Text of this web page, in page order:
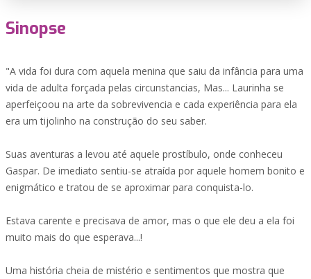
Sinopse
"A vida foi dura com aquela menina que saiu da infância para uma
vida de adulta forçada pelas circunstancias, Mas... Laurinha se
aperfeiçoou na arte da sobrevivencia e cada experiência para ela
era um tijolinho na construção do seu saber.
Suas aventuras a levou até aquele prostíbulo, onde conheceu
Gaspar. De imediato sentiu-se atraída por aquele homem bonito e
enigmático e tratou de se aproximar para conquista-lo.
Estava carente e precisava de amor, mas o que ele deu a ela foi
muito mais do que esperava...!
Uma história cheia de mistério e sentimentos que mostra que